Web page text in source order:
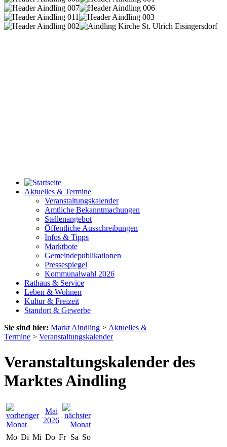
Aktuelles & Termine
Veranstaltungskalender
Amtliche Bekanntmachungen
Stellenangebot
Öffentliche Ausschreibungen
Infos & Tipps
Marktbote
Gemeindepublikationen
Pressespiegel
Kommunalwahl 2026
Rathaus & Service
Leben & Wohnen
Kultur & Freizeit
Standort & Gewerbe
Sie sind hier: Markt Aindling > Aktuelles &
Termine > Veranstaltungskalender
Veranstaltungskalender des
Marktes Aindling
Mai
2026
Mo Di Mi Do Fr Sa So